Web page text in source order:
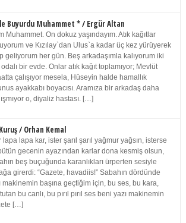
Buyurdu Muhammet * / Ergür Altan
Muhammet. On dokuz yaşındayım. Atık kağıtlar
ve Kızılay`dan Ulus`a kadar üç kez yürüyerek
geliyorum her gün. Beş arkadaşımla kalıyorum iki
bir evde. Onlar atık kağıt toplamıyor; Mevlüt
çalışıyor mesela, Hüseyin halde hamallık
ayakkabı boyacısı. Aramıza bir arkadaş daha
o, diyaliz hastası. […]
/ Orhan Kemal
lapa lapa kar, ister şarıl şarıl yağmur yağsın, isterse
gecenin ayazından karlar dona kesmiş olsun,
beş buçuğunda karanlıkları ürperten sesiyle
girerdi: “Gazete, havadiis!” Sabahın dördünde
makinemin başına geçtiğim için, bu ses, bu kara,
bu canlı, bu pırıl pırıl ses beni yazı makinemin
[…]